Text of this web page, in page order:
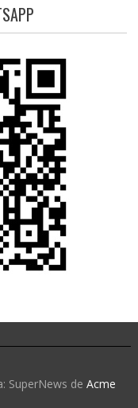
SuperNews de Acme